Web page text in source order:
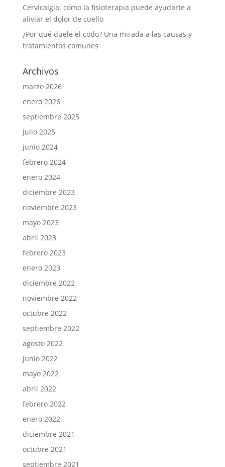
Cervicalgia: cómo la fisioterapia puede ayudarte a
aliviar el dolor de cuello
¿Por qué duele el codo? Una mirada a las causas y
tratamientos comunes
Archivos
marzo 2026
enero 2026
septiembre 2025
julio 2025
junio 2024
febrero 2024
enero 2024
diciembre 2023
noviembre 2023
mayo 2023
abril 2023
febrero 2023
enero 2023
diciembre 2022
noviembre 2022
octubre 2022
septiembre 2022
agosto 2022
junio 2022
mayo 2022
abril 2022
febrero 2022
enero 2022
diciembre 2021
octubre 2021
septiembre 2021